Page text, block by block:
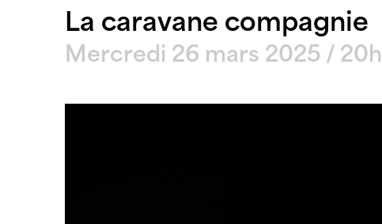
La caravane compagnie
Mercredi 26 mars 2025 / 20h